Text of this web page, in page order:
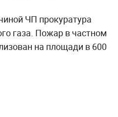
ЧП прокуратура
газа. Пожар в частном
на площади в 600